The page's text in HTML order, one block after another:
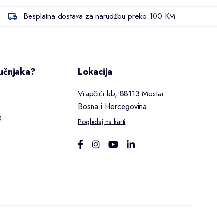
Besplatna dostava za narudžbu preko 100 KM
Lokacija
Vrapčići bb, 88113 Mostar
Bosna i Hercegovina
Pogledaj na karti